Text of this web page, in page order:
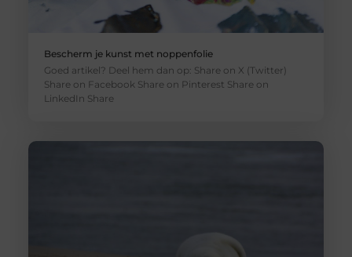
Bescherm je kunst met noppenfolie
Goed artikel? Deel hem dan op: Share on X (Twitter)
Share on Facebook Share on Pinterest Share on
LinkedIn Share